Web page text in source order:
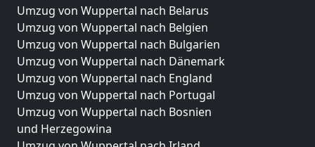
Umzug von Wuppertal nach Belarus
Umzug von Wuppertal nach Belgien
Umzug von Wuppertal nach Bulgarien
Umzug von Wuppertal nach Dänemark
Umzug von Wuppertal nach England
Umzug von Wuppertal nach Portugal
Umzug von Wuppertal nach Bosnien
und Herzegowina